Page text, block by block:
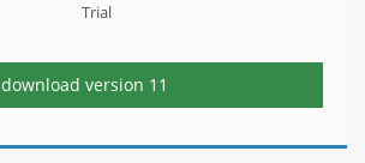
Trial
download version 11